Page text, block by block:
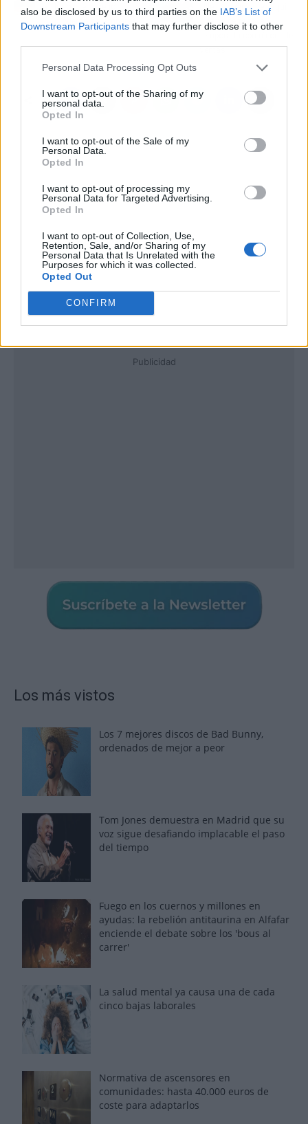
also be disclosed by us to third parties on the IAB’s List of
Downstream Participants that may further disclose it to other
Personal Data Processing Opt Outs
I want to opt-out of the Sharing of my
personal data.
Opted In
I want to opt-out of the Sale of my
Personal Data.
Opted In
I want to opt-out of processing my
Personal Data for Targeted Advertising.
Opted In
I want to opt-out of Collection, Use,
Retention, Sale, and/or Sharing of my
Personal Data that Is Unrelated with the
Purposes for which it was collected.
Opted Out
CONFIRM
Insolit, el diseño
moderno de lámparas
Uller, la marca de esquí
que ha cerrado la
ventas
Publicidad
Los más vistos
Los 7 mejores discos de Bad Bunny,
ordenados de mejor a peor
Tom Jones demuestra en Madrid que su
voz sigue desafiando implacable el paso
del tiempo
Fuego en los cuernos y millones en
ayudas: la rebelión antitaurina en Alfafar
enciende el debate sobre los 'bous al
carrer'
La salud mental ya causa una de cada
cinco bajas laborales
Normativa de ascensores en
comunidades: hasta 40.000 euros de
coste para adaptarlos